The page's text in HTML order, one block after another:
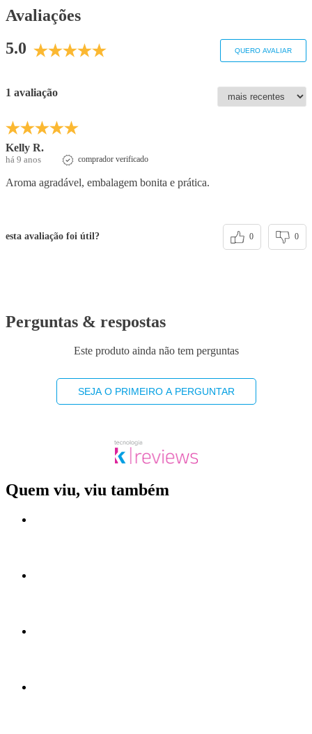
Avaliações
5.0
QUERO AVALIAR
1 avaliação
Kelly R.
há 9 anos comprador verificado
Aroma agradável, embalagem bonita e prática.
esta avaliação foi útil? 0 0
Perguntas & respostas
Este produto ainda não tem perguntas
SEJA O PRIMEIRO A PERGUNTAR
Quem viu, viu também